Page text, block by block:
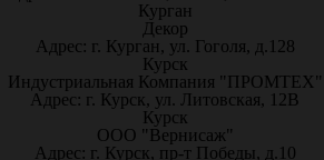
Курган
Декор
Адрес: г. Курган, ул. Гоголя, д.128
Курск
Индустриальная Компания "ПРОМТЕХ"
Адрес: г. Курск, ул. Литовская, 12В
Курск
ООО "Вернисаж"
Адрес: г. Курск, пр-т Победы, д.10